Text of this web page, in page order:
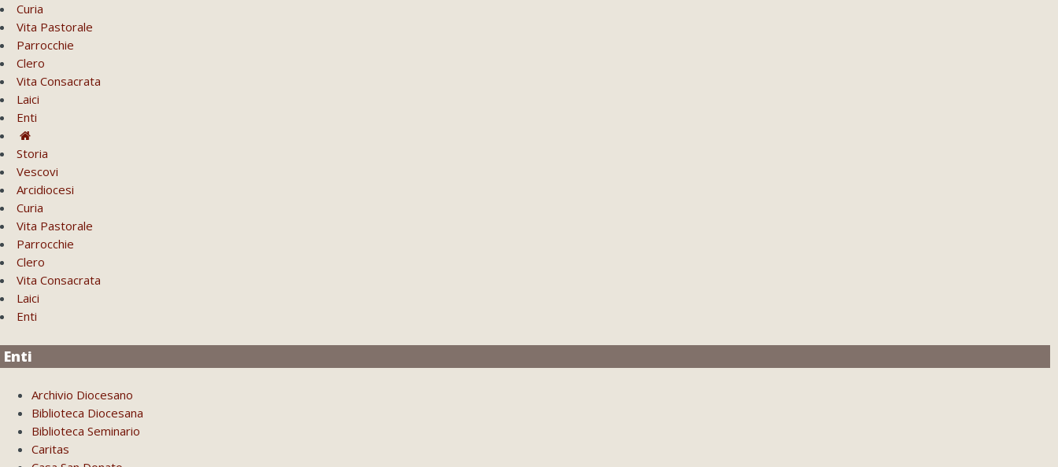
Curia
Vita Pastorale
Parrocchie
Clero
Vita Consacrata
Laici
Enti
Storia
Vescovi
Arcidiocesi
Curia
Vita Pastorale
Parrocchie
Clero
Vita Consacrata
Laici
Enti
Enti
Archivio Diocesano
Biblioteca Diocesana
Biblioteca Seminario
Caritas